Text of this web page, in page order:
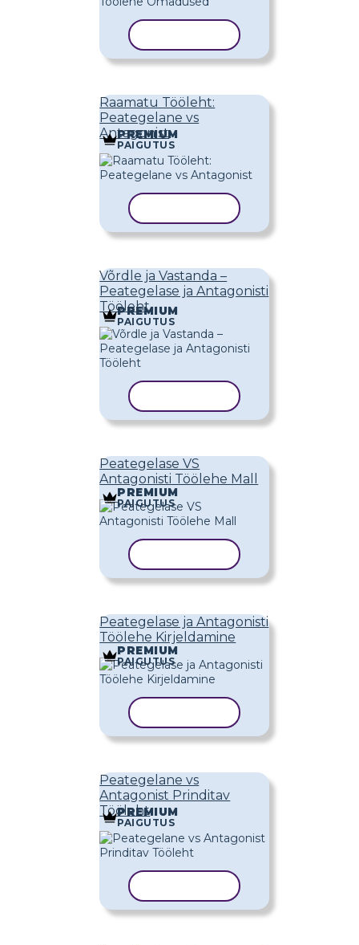
Raamatu Tööleht:
Peategelane vs
Antagonist
PREMIUM
PAIGUTUS
Võrdle ja Vastanda –
Peategelase ja Antagonisti
Tööleht
PREMIUM
PAIGUTUS
Peategelase VS
Antagonisti Töölehe Mall
PREMIUM
PAIGUTUS
Peategelase ja Antagonisti
Töölehe Kirjeldamine
PREMIUM
PAIGUTUS
Peategelane vs
Antagonist Prinditav
Tööleht
PREMIUM
PAIGUTUS